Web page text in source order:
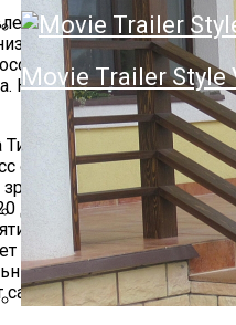
Держатель Для
Напольный,
Movie Trailer Style
финал конкурса
конкурса просят
в Интернет-
Каждый голос может
рассказала о
отбора победительниц.
Из
девушек, десять
в руках голосовавших.
голосование, которое
В самом финале уже
самую красивую